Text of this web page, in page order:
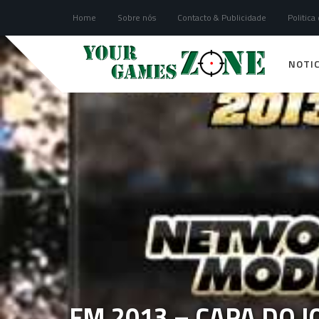
Home Sobre nós Contacto & Publicidade Politica